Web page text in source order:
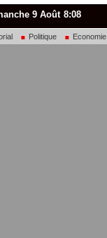
9 Août 8:08
Politique Economie